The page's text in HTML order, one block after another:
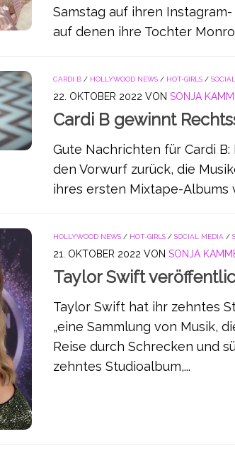
Samstag auf ihren
auf denen ihre Tochter
CARDI B / HOLLYWOOD NEWS / HOT-GIRLS /
22. OKTOBER 2022 VON SONJA
Cardi B gewinnt
Gute Nachrichten für Cardi
den Vorwurf zurück, die
ihres ersten Mixtape-Albums
HOLLYWOOD NEWS / HOT-GIRLS / SOCIAL MEDIA /
21. OKTOBER 2022 VON SONJA
Taylor Swift
Taylor Swift hat ihr zehntes
„eine Sammlung von Musik,
Reise durch Schrecken und
zehntes Studioalbum,...